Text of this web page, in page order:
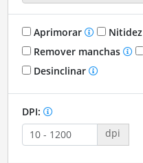
Aprimorar Nitidez
Remover manchas
Desinclinar
DPI:
dpi